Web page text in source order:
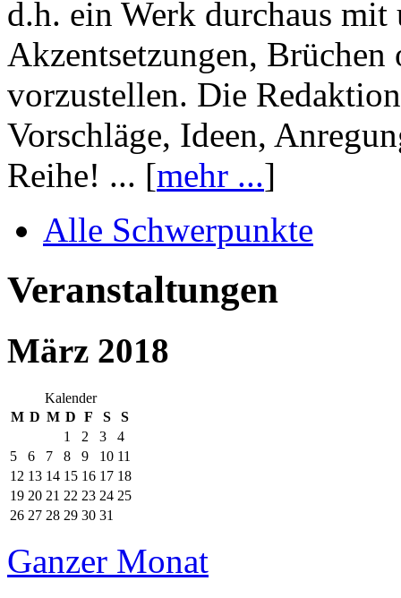
d.h. ein Werk durchaus mit
Akzentsetzungen, Brüchen
vorzustellen. Die
Vorschläge, Ideen,
Reihe! ... [mehr ...]
Alle Schwerpunkte
Veranstaltungen
März 2018
Kalender
M D M D F S
S
1
2 3
4
5
6 7 8 9 10 11
12 13 14 15 16 17 18
19 20 21 22 23 24 25
26 27 28 29 30 31
Ganzer Monat